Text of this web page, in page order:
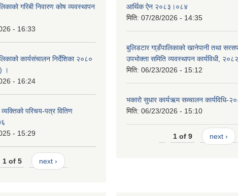
गरिबी निवारण कोष व्यवस्थापन
- 16:33
कार्यसंचालन निर्देशिका २०८०
।
- 16:24
परिचय-पत्र वितिण
- 15:29
1 of 5 next ›
आर्थिक ऐन २०८३।०८४
मिति: 07/28/2026 - 14:35
बुलिडटार गा्डँपालिकाको खानेपानी तथा
उपभोक्ता समिति व्यवस्थापन कार्यविधी, २०८२
मिति: 06/23/2026 - 15:12
भकारो सुधार कार्यऋम सब्चालन कार्यविधि-
मिति: 06/23/2026 - 15:10
1 of 9 next ›